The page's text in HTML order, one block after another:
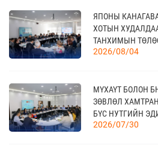
18
09 сар
МОНГОЛЫН
20
09 сар
КАНАД УЛС -
ЯПОНЫ
ХОТЫН
ТАНХИМЫН
ҮНДЭСНИЙ
2026/08/04
МҮХАҮТ БОЛОН
ЗӨВЛӨЛ
БҮС НУТГИЙН
АЖИЛЛАГААНЫ
2026/07/30